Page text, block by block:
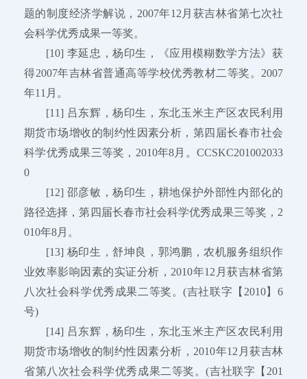
题的制度经济学解说，2007年12月获吉林省第七次社
会科学优秀成果一等奖。
[10] 李延忠，杨印生，《应用模糊数学方法》获
得2007年吉林省普通高等学校优秀教材二等奖。2007
年11月。
[11] 吕东辉，杨印生，东北玉米主产区农民利用
期货市场增收的制约性因素分析，第四届长春市社会
科学优秀成果三等奖，2010年8月。CCSKC201002033
0
[12] 邵彦敏，杨印生，耕地保护外部性内部化的
路径选择，第四届长春市社会科学优秀成果三等奖，2
010年8月。
[13] 杨印生，舒坤良，郭鸿鹏，农机服务组织作
业效率影响因素的实证分析，2010年12月获吉林省第
八次社会科学优秀成果二等奖。(吉社联字【2010】6
号)
[14] 吕东辉，杨印生，东北玉米主产区农民利用
期货市场增收的制约性因素分析，2010年12月获吉林
省第八次社会科学优秀成果二等奖。(吉社联字【201